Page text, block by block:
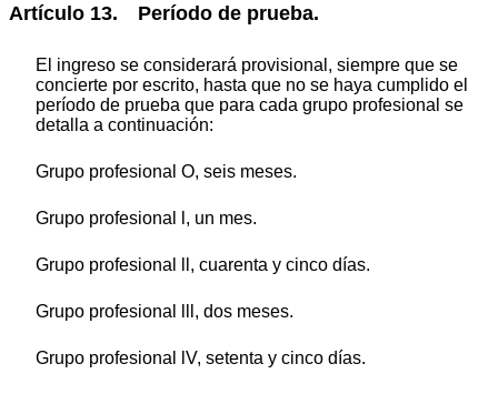
Artículo 13. Período de prueba.
El ingreso se considerará provisional, siempre que se
concierte por escrito, hasta que no se haya cumplido el
período de prueba que para cada grupo profesional se
detalla a continuación:
Grupo profesional O, seis meses.
Grupo profesional l, un mes.
Grupo profesional ll, cuarenta y cinco días.
Grupo profesional lll, dos meses.
Grupo profesional lV, setenta y cinco días.